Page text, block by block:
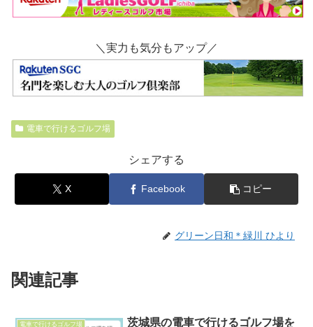
＼実力も気分もアップ／
電車で行けるゴルフ場
シェアする
X Facebook コピー
グリーン日和＊緑川 ひより
関連記事
電車で行けるゴルフ場
茨城県の電車で行けるゴルフ場を